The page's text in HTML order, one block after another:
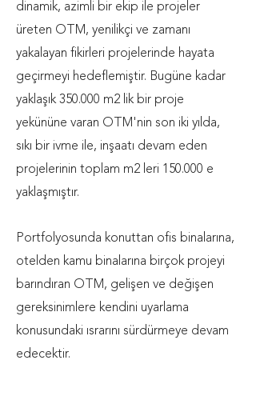
dinamik, azimli bir ekip ile projeler
üreten OTM, yenilikçi ve zamanı
yakalayan fikirleri projelerinde hayata
geçirmeyi hedeflemiştir. Bugüne kadar
yaklaşık 350.000 m2 lik bir proje
yekününe varan OTM'nin son iki yılda,
sıkı bir ivme ile, inşaatı devam eden
projelerinin toplam m2 leri 150.000 e
yaklaşmıştır.
Portfolyosunda konuttan ofis binalarına,
otelden kamu binalarına birçok projeyi
barındıran OTM, gelişen ve değişen
gereksinimlere kendini uyarlama
konusundaki ısrarını sürdürmeye devam
edecektir.